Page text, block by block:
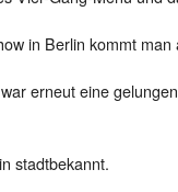
in Berlin kommt
erneut eine
stadtbekannt.